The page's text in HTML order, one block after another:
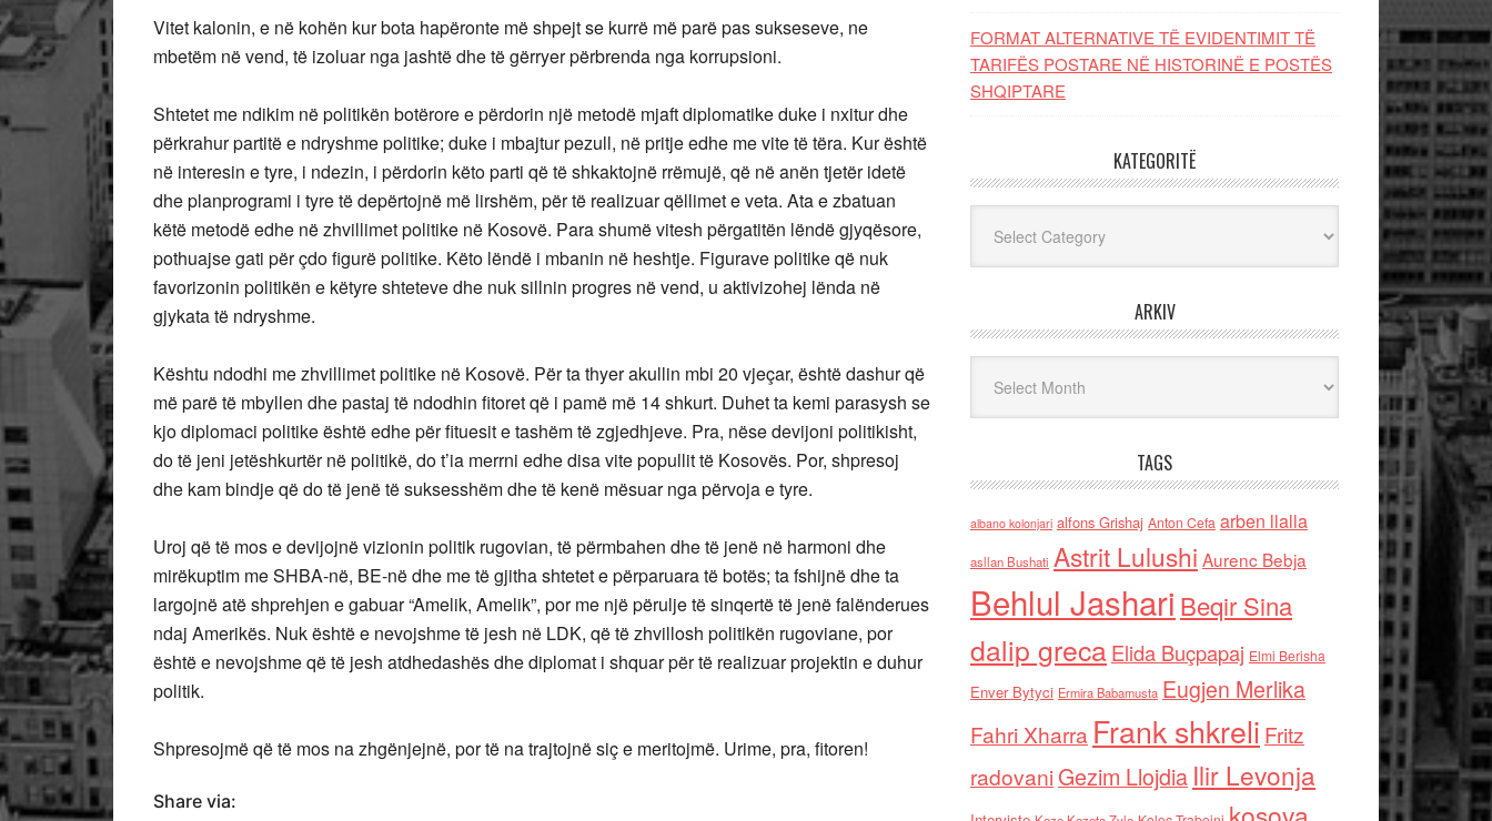
Vitet kalonin, e në kohën kur bota hapëronte më shpejt se kurrë më parë pas sukseseve, ne
mbetëm në vend, të izoluar nga jashtë dhe të gërryer përbrenda nga korrupsioni.
Shtetet me ndikim në politikën botërore e përdorin një metodë mjaft diplomatike duke i nxitur dhe
përkrahur partitë e ndryshme politike; duke i mbajtur pezull, në pritje edhe me vite të tëra. Kur është
në interesin e tyre, i ndezin, i përdorin këto parti që të shkaktojnë rrëmujë, që në anën tjetër idetë
dhe planprogrami i tyre të depërtojnë më lirshëm, për të realizuar qëllimet e veta. Ata e zbatuan
këtë metodë edhe në zhvillimet politike në Kosovë. Para shumë vitesh përgatitën lëndë gjyqësore,
pothuajse gati për çdo figurë politike. Këto lëndë i mbanin në heshtje. Figurave politike që nuk
favorizonin politikën e këtyre shteteve dhe nuk sillnin progres në vend, u aktivizohej lënda në
gjykata të ndryshme.
Kështu ndodhi me zhvillimet politike në Kosovë. Për ta thyer akullin mbi 20 vjeçar, është dashur që
më parë të mbyllen dhe pastaj të ndodhin fitoret që i pamë më 14 shkurt. Duhet ta kemi parasysh se
kjo diplomaci politike është edhe për fituesit e tashëm të zgjedhjeve. Pra, nëse devijoni politikisht,
do të jeni jetëshkurtër në politikë, do t’ia merrni edhe disa vite popullit të Kosovës. Por, shpresoj
dhe kam bindje që do të jenë të suksesshëm dhe të kenë mësuar nga përvoja e tyre.
Uroj që të mos e devijojnë vizionin politik rugovian, të përmbahen dhe të jenë në harmoni dhe
mirëkuptim me SHBA-në, BE-në dhe me të gjitha shtetet e përparuara të botës; ta fshijnë dhe ta
largojnë atë shprehjen e gabuar “Amelik, Amelik”, por me një përulje të sinqertë të jenë falënderues
ndaj Amerikës. Nuk është e nevojshme të jesh në LDK, që të zhvillosh politikën rugoviane, por
është e nevojshme që të jesh atdhedashës dhe diplomat i shquar për të realizuar projektin e duhur
politik.
Shpresojmë që të mos na zhgënjejnë, por të na trajtojnë siç e meritojmë. Urime, pra, fitoren!
Share via:
FORMAT ALTERNATIVE TË EVIDENTIMIT TË
TARIFËS POSTARE NË HISTORINË E POSTËS
SHQIPTARE
KATEGORITË
ARKIV
TAGS
albano kolonjari alfons Grishaj Anton Cefa arben llalla
asllan Bushati Astrit Lulushi Aurenc Bebja
Behlul Jashari Beqir Sina
dalip grecaElida Buçpapaj Elmi Berisha
Enver Bytyci Ermira Babamusta Eugjen Merlika
Fahri Xharra Frank shkreli Fritz
radovaniGezim Llojdia Ilir Levonja